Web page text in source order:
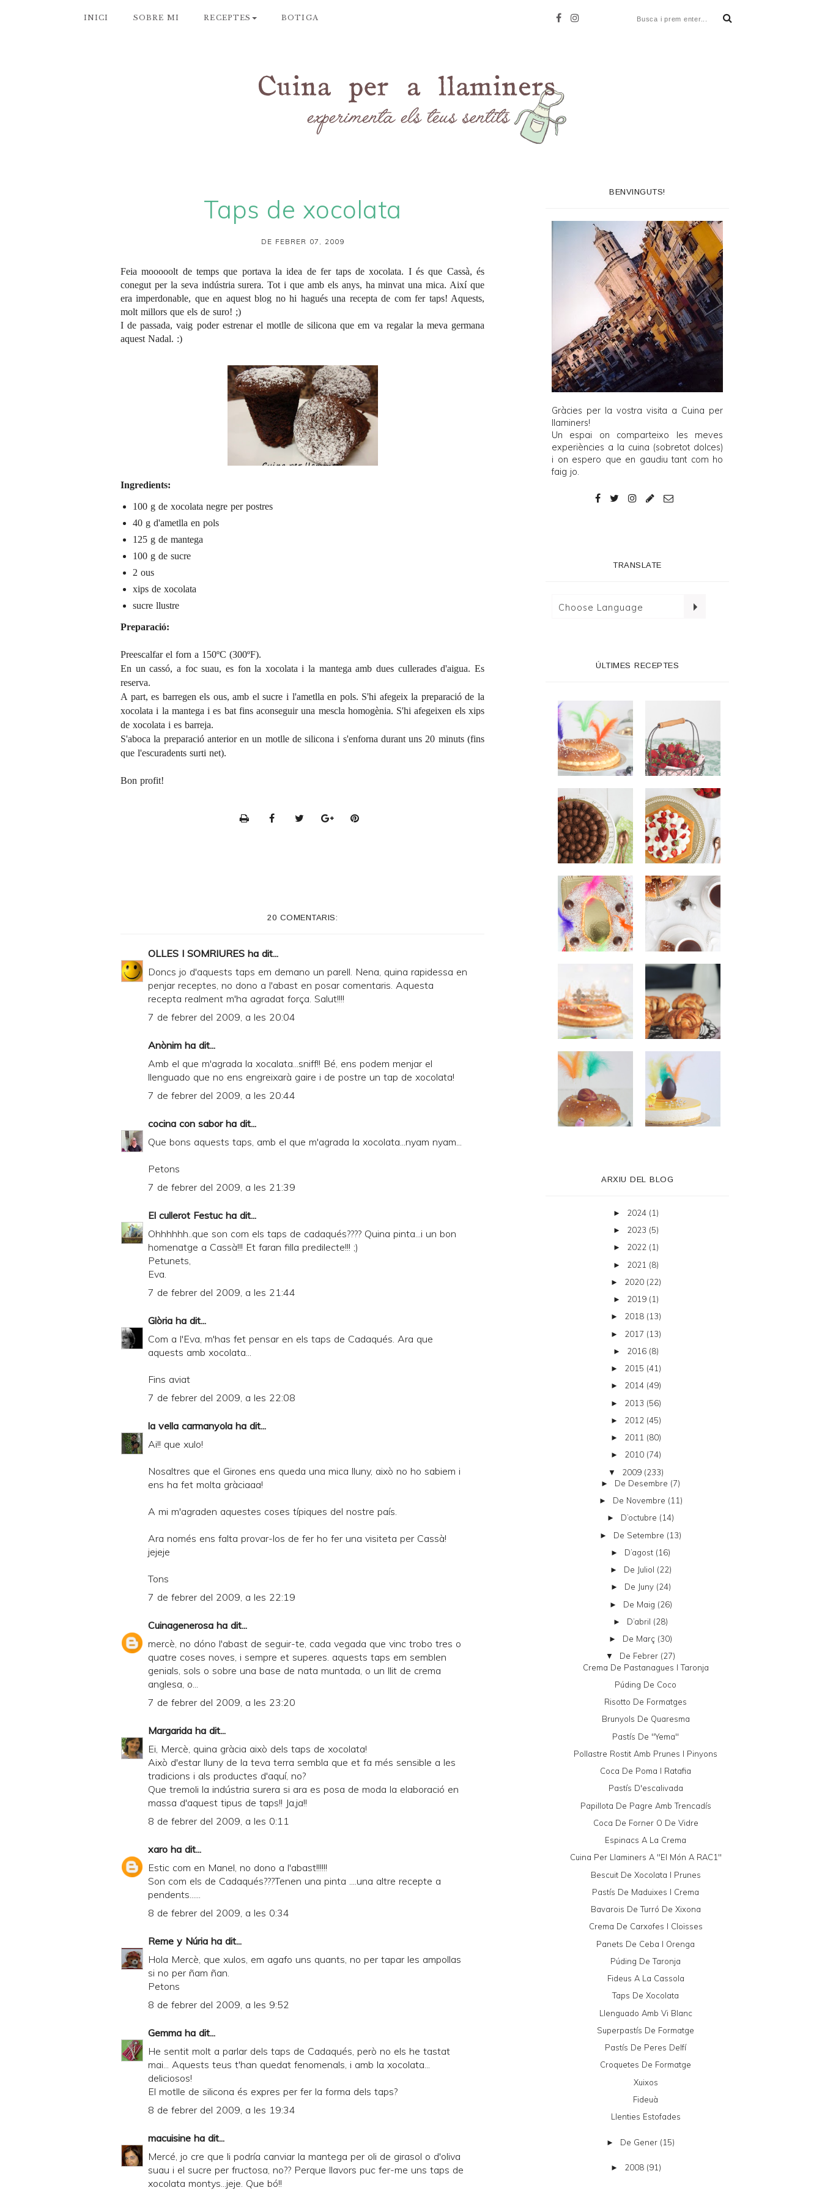
INICI SOBRE MI RECEPTES BOTIGA
Taps de xocolata
DE FEBRER 07, 2009
Feia mooooolt de temps que portava la idea de fer taps de xocolata. I és que Cassà, és
conegut per la seva indústria surera. Tot i que amb els anys, ha minvat una mica. Així que
era imperdonable, que en aquest blog no hi hagués una recepta de com fer taps! Aquests,
molt millors que els de suro! ;)
I de passada, vaig poder estrenar el motlle de silicona que em va regalar la meva germana
aquest Nadal. :)
Ingredients:
100 g de xocolata negre per postres
40 g d'ametlla en pols
125 g de mantega
100 g de sucre
2 ous
xips de xocolata
sucre llustre
Preparació:
Preescalfar el forn a 150ºC (300ºF).
En un cassó, a foc suau, es fon la xocolata i la mantega amb dues cullerades d'aigua. Es
reserva.
A part, es barregen els ous, amb el sucre i l'ametlla en pols. S'hi afegeix la preparació de la
xocolata i la mantega i es bat fins aconseguir una mescla homogènia. S'hi afegeixen els xips
de xocolata i es barreja.
S'aboca la preparació anterior en un motlle de silicona i s'enforna durant uns 20 minuts (fins
que l'escuradents surti net).
Bon profit!
e
n
y
a
P
F
20 COMENTARIS:
OLLES I SOMRIURES ha dit...
Doncs jo d'aquests taps em demano un parell. Nena, quina rapidessa en
penjar receptes, no dono a l'abast en posar comentaris. Aquesta
recepta realment m'ha agradat força. Salut!!!!
7 de febrer del 2009, a les 20:04
Anònim ha dit...
Amb el que m'agrada la xocalata...sniff!! Bé, ens podem menjar el
llenguado que no ens engreixarà gaire i de postre un tap de xocolata!
7 de febrer del 2009, a les 20:44
cocina con saborha dit...
Que bons aquests taps, amb el que m'agrada la xocolata...nyam nyam...
Petons
7 de febrer del 2009, a les 21:39
El cullerot Festuc ha dit...
Ohhhhhh..que son com els taps de cadaqués???? Quina pinta...i un bon
homenatge a Cassà!!! Et faran filla predilecte!!! ;)
Petunets,
Eva.
7 de febrer del 2009, a les 21:44
Glòria ha dit...
Com a l'Eva, m'has fet pensar en els taps de Cadaqués. Ara que
aquests amb xocolata...
Fins aviat
7 de febrer del 2009, a les 22:08
la vella carmanyola ha dit...
Ai!! que xulo!
Nosaltres que el Girones ens queda una mica lluny, això no ho sabiem i
ens ha fet molta gràciaaa!
A mi m'agraden aquestes coses típiques del nostre país.
Ara només ens falta provar-los de fer ho fer una visiteta per Cassà!
jejeje
Tons
7 de febrer del 2009, a les 22:19
Cuinagenerosa ha dit...
mercè, no dóno l'abast de seguir-te, cada vegada que vinc trobo tres o
quatre coses noves, i sempre et superes. aquests taps em semblen
genials, sols o sobre una base de nata muntada, o un llit de crema
anglesa, o...
7 de febrer del 2009, a les 23:20
Margarida ha dit...
Ei, Mercè, quina gràcia això dels taps de xocolata!
Això d'estar lluny de la teva terra sembla que et fa més sensible a les
tradicions i als productes d'aquí, no?
Que tremoli la indústria surera si ara es posa de moda la elaboració en
massa d'aquest tipus de taps!! Ja,ja!!
8 de febrer del 2009, a les 0:11
xaro ha dit...
Estic com en Manel, no dono a l'abast!!!!!!
Son com els de Cadaqués???Tenen una pinta ....una altre recepte a
pendents......
8 de febrer del 2009, a les 0:34
Reme y Núria ha dit...
Hola Mercè, que xulos, em agafo uns quants, no per tapar les ampollas
si no per ñam ñan.
Petons
8 de febrer del 2009, a les 9:52
Gemma ha dit...
He sentit molt a parlar dels taps de Cadaqués, però no els he tastat
mai... Aquests teus t'han quedat fenomenals, i amb la xocolata...
deliciosos!
El motlle de silicona és expres per fer la forma dels taps?
8 de febrer del 2009, a les 19:34
macuisine ha dit...
Mercé, jo cre que li podría canviar la mantega per oli de girasol o d'oliva
suau i el sucre per fructosa, no?? Perque llavors puc fer-me uns taps de
xocolata montys...jeje. Que bó!!
BENVINGUTS!
Gràcies per la vostra visita a Cuina per
llaminers!
Un espai on comparteixo les meves
experiències a la cuina (sobretot dolces)
i on espero que en gaudiu tant com ho
faig jo.
TRANSLATE
ÚLTIMES RECEPTES
ARXIU DEL BLOG
► 2024 (1)
► 2023 (5)
► 2022 (1)
► 2021 (8)
► 2020 (22)
► 2019 (1)
► 2018 (13)
► 2017 (13)
► 2016 (8)
► 2015 (41)
► 2014 (49)
► 2013 (56)
► 2012 (45)
► 2011 (80)
► 2010 (74)
▼ 2009 (233)
► De Desembre (7)
► De Novembre (11)
► D’octubre (14)
► De Setembre (13)
► D’agost (16)
► De Juliol (22)
► De Juny (24)
► De Maig (26)
► D’abril (28)
► De Març (30)
▼ De Febrer (27)
Crema De Pastanagues I Taronja
Púding De Coco
Risotto De Formatges
Brunyols De Quaresma
Pastís De "yema"
Pollastre Rostit Amb Prunes I Pinyons
Coca De Poma I Ratafia
Pastís D'escalivada
Papillota De Pagre Amb Trencadís
Coca De Forner O De Vidre
Espinacs A La Crema
Cuina Per Llaminers A "El Món A RAC1"
Bescuit De Xocolata I Prunes
Pastís De Maduixes I Crema
Bavarois De Turró De Xixona
Crema De Carxofes I Cloïsses
Panets De Ceba I Orenga
Púding De Taronja
Fideus A La Cassola
Taps De Xocolata
Llenguado Amb Vi Blanc
Superpastís De Formatge
Pastís De Peres Delfí
Croquetes De Formatge
Xuixos
Fideuà
Llenties Estofades
► De Gener (15)
► 2008 (91)